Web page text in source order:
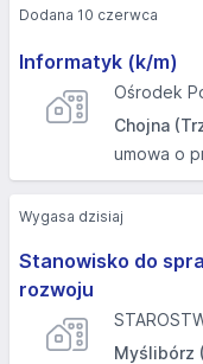
Informatyk (k/m)
Ośrodek
Chojna
umowa o
Dodana 10 czerwca
Stanowisko do
rozwoju
Myślibórz
Wygasa dzisiaj